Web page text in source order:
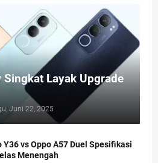
Singkat Layak Upgrade
Juni 22, 2025
Y36 vs Oppo A57 Duel Spesifikasi
Menengah